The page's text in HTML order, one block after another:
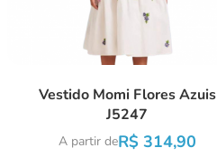
Vestido Momi Flores Azuis
J5247
A partir deR$ 314,90